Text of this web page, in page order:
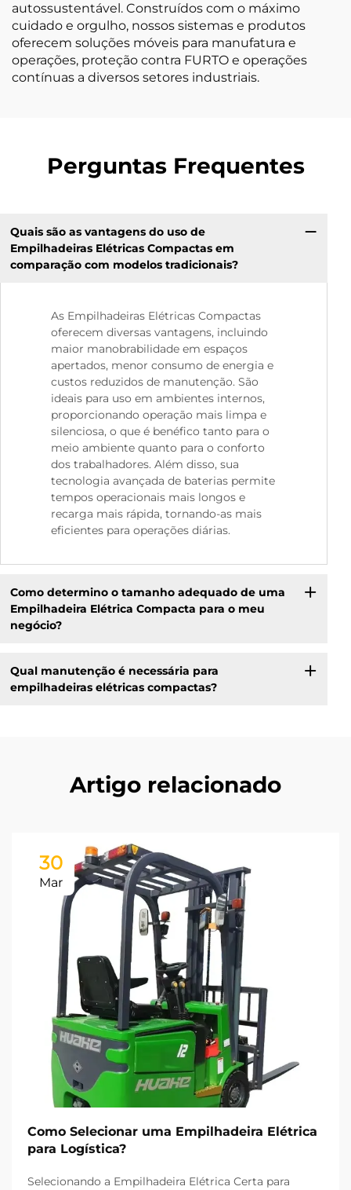
autossustentável. Construídos com o máximo
cuidado e orgulho, nossos sistemas e produtos
oferecem soluções móveis para manufatura e
operações, proteção contra FURTO e operações
contínuas a diversos setores industriais.
Perguntas Frequentes
Quais são as vantagens do uso de
Empilhadeiras Elétricas Compactas em
comparação com modelos tradicionais?
As Empilhadeiras Elétricas Compactas
oferecem diversas vantagens, incluindo
maior manobrabilidade em espaços
apertados, menor consumo de energia e
custos reduzidos de manutenção. São
ideais para uso em ambientes internos,
proporcionando operação mais limpa e
silenciosa, o que é benéfico tanto para o
meio ambiente quanto para o conforto
dos trabalhadores. Além disso, sua
tecnologia avançada de baterias permite
tempos operacionais mais longos e
recarga mais rápida, tornando-as mais
eficientes para operações diárias.
Como determino o tamanho adequado de uma
Empilhadeira Elétrica Compacta para o meu
negócio?
Qual manutenção é necessária para
empilhadeiras elétricas compactas?
Artigo relacionado
30
Mar
Como Selecionar uma Empilhadeira Elétrica
para Logística?
Selecionando a Empilhadeira Elétrica Certa para